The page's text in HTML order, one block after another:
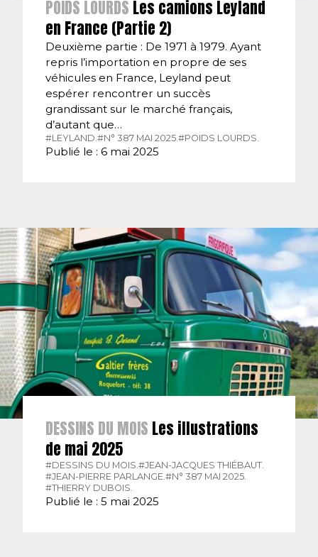
POIDS LOURDS Les camions Leyland
en France (Partie 2)
Deuxième partie : De 1971 à 1979. Ayant
repris l’importation en propre de ses
véhicules en France, Leyland peut
espérer rencontrer un succès
grandissant sur le marché français,
d’autant que…
#LEYLAND. #N° 387 MAI 2025. #POIDS LOURDS.
Publié le : 6 mai 2025
DESSINS DU MOIS Les illustrations
de mai 2025
#DESSINS DU MOIS. #JEAN-JACQUES THIÉBAUT.
#JEAN-PIERRE PARLANGE. #N° 387 MAI 2025.
#THIERRY DUBOIS.
Publié le : 5 mai 2025